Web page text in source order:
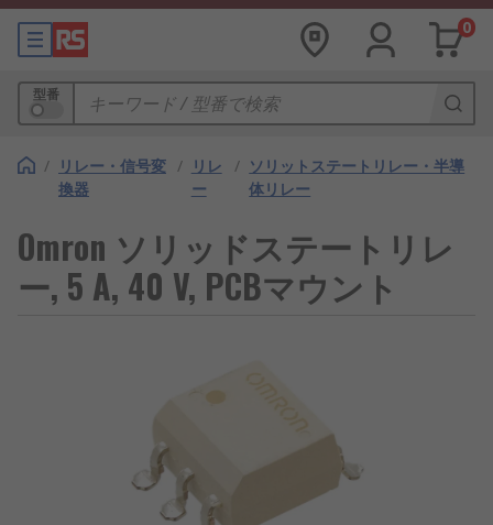
0
型番
/ リレー・信号変
換器
/ リレ
ー
/ ソリットステートリレー・半導
体リレー
Omron ソリッドステートリレ
ー, 5 A, 40 V, PCBマウント